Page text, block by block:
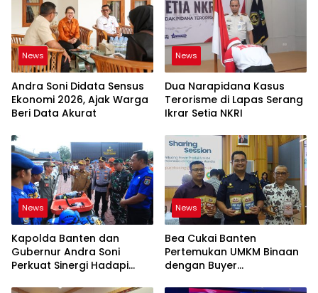
News
Andra Soni Didata Sensus
Ekonomi 2026, Ajak Warga
Beri Data Akurat
News
Dua Narapidana Kasus
Terorisme di Lapas Serang
Ikrar Setia NKRI
News
Kapolda Banten dan
Gubernur Andra Soni
Perkuat Sinergi Hadapi
News
Bea Cukai Banten
Pertemukan UMKM Binaan
dengan Buyer